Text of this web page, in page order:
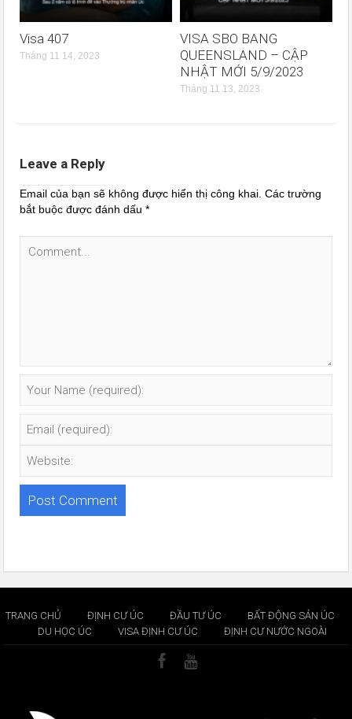
Visa 407
Tháng 11 14, 2023
VISA SBO BANG
QUEENSLAND – CẬP
NHẬT MỚI 5/9/2023
Tháng 11 13, 2023
Leave a Reply
Email của bạn sẽ không được hiển thị công khai. Các trường
bắt buộc được đánh dấu*
TRANG CHỦ ĐỊNH CƯ ÚC ĐẦU TƯ ÚC
BẤT ĐỘNG SẢN ÚC
DU HỌC ÚC
VISA ĐỊNH CƯ ÚC ĐỊNH CƯ NƯỚC NGOÀI